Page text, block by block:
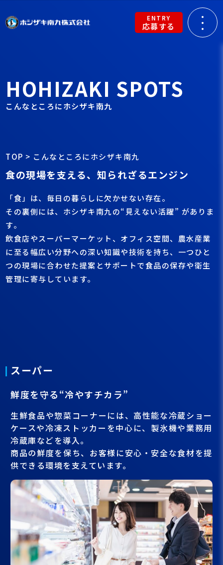
ENTRY
応募する
HOHIZAKI SPOTS
こんなところにホシザキ南九
TOP > こんなところにホシザキ南九
食の現場を支える、知られざるエンジン
「食」は、毎日の暮らしに欠かせない存在。
その裏側には、ホシザキ南九の“見えない活躍” がありま
す。
飲食店やスーパーマーケット、オフィス空間、農水産業
に至る幅広い分野への深い知識や技術を持ち、一つひと
つの現場に合わせた提案とサポートで食品の保存や衛生
管理に寄与しています。
スーパー
鮮度を守る“冷やすチカラ”
生鮮食品や惣菜コーナーには、高性能な冷蔵ショー
ケースや冷凍ストッカーを中心に、製氷機や業務用
冷蔵庫などを導入。
商品の鮮度を保ち、お客様に安心・安全な食材を提
供できる環境を支えています。